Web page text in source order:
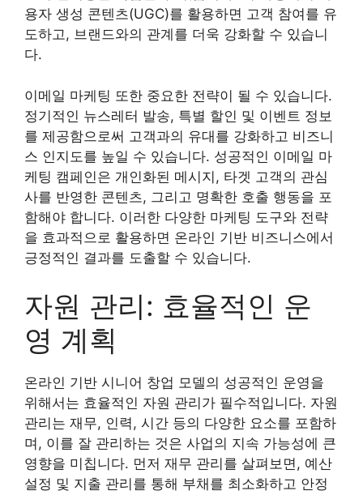
용자 생성 콘텐츠(UGC)를 활용하면 고객 참여를 유
도하고, 브랜드와의 관계를 더욱 강화할 수 있습니
다.
이메일 마케팅 또한 중요한 전략이 될 수 있습니다.
정기적인 뉴스레터 발송, 특별 할인 및 이벤트 정보
를 제공함으로써 고객과의 유대를 강화하고 비즈니
스 인지도를 높일 수 있습니다. 성공적인 이메일 마
케팅 캠페인은 개인화된 메시지, 타겟 고객의 관심
사를 반영한 콘텐츠, 그리고 명확한 호출 행동을 포
함해야 합니다. 이러한 다양한 마케팅 도구와 전략
을 효과적으로 활용하면 온라인 기반 비즈니스에서
긍정적인 결과를 도출할 수 있습니다.
자원 관리: 효율적인 운
영 계획
온라인 기반 시니어 창업 모델의 성공적인 운영을
위해서는 효율적인 자원 관리가 필수적입니다. 자원
관리는 재무, 인력, 시간 등의 다양한 요소를 포함하
며, 이를 잘 관리하는 것은 사업의 지속 가능성에 큰
영향을 미칩니다. 먼저 재무 관리를 살펴보면, 예산
설정 및 지출 관리를 통해 부채를 최소화하고 안정